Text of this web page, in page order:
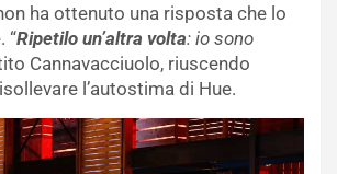
ha ottenuto una risposta che lo
“Ripetilo un’altra volta: io sono
Cannavacciuolo, riuscendo
l’autostima di Hue.